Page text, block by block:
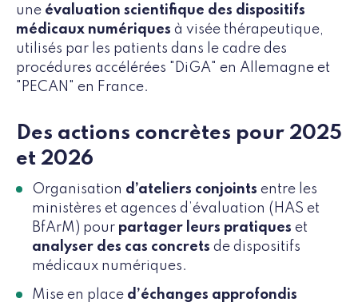
une évaluation scientifique des dispositifs
médicaux numériques à visée thérapeutique,
utilisés par les patients dans le cadre des
procédures accélérées "DiGA" en Allemagne et
"PECAN" en France.
Des actions concrètes pour 2025
et 2026
Organisation d’ateliers conjoints entre les
ministères et agences d’évaluation (HAS et
BfArM) pour partager leurs pratiques et
analyser des cas concrets de dispositifs
médicaux numériques.
Mise en place d’échanges approfondis